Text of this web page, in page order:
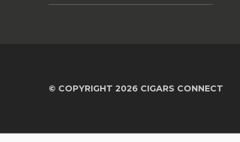
© COPYRIGHT 2026 CIGARS CONNECT